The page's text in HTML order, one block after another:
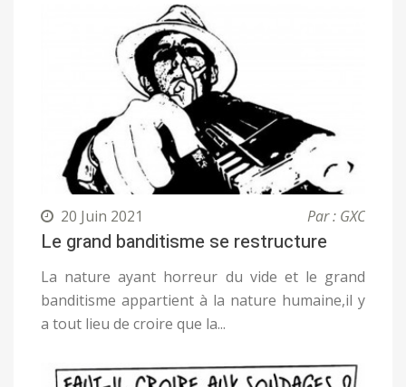
20 Juin 2021 Par : GXC
Le grand banditisme se restructure
La nature ayant horreur du vide et le grand
banditisme appartient à la nature humaine,il y
a tout lieu de croire que la...